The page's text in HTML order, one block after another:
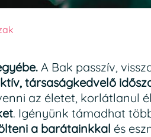
A Bak passzív,
társaságkedvelő
az életet, korlátlanul
. Igényünk támadhat
a barátainkkal és